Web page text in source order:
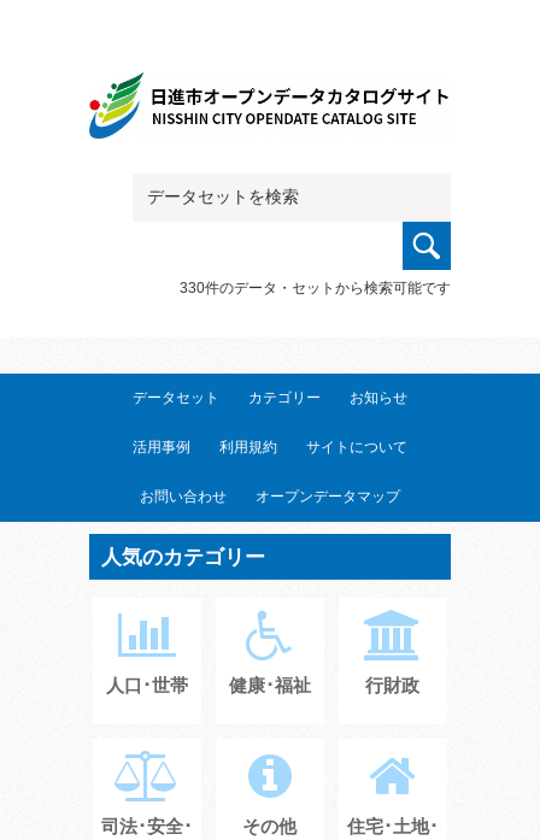
330件のデータ・セットから検索可能です
データセット カテゴリー お知らせ
活用事例 利用規約 サイトについて
お問い合わせ オープンデータマップ
人気のカテゴリー
人口･世帯 健康･福祉 行財政
司法･安全･
その他
住宅･土地･